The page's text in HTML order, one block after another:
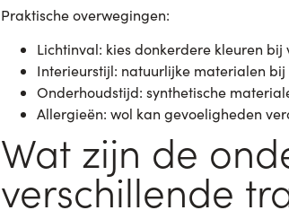
Praktische overwegingen:
Lichtinval: kies donkerdere kleuren bij
Interieurstijl: natuurlijke materialen
Onderhoudstijd: synthetische
Allergieën: wol kan gevoeligheden
Wat zijn de
verschillende